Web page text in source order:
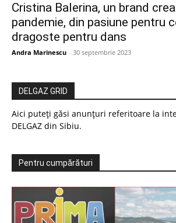
Cristina Balerina, un brand
pandemie, din pasiune pentru
dragoste pentru dans
Andra Marinescu - 30 septembrie 2023
DELGAZ GRID
Aici puteți găsi anunțuri referitoare la
DELGAZ din Sibiu.
Pentru cumpărături